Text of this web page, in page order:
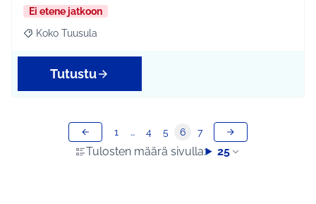
Ei etene jatkoon
Rajaa tulokset aihepiirin mukaan: Koko Tuusula
Koko Tuusula
Tutustu
Tulosten määrä sivulla: 25
1 … 4 5 6 7